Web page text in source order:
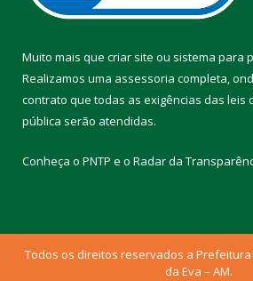
Muito mais que criar site ou sistema para
Realizamos uma assessoria completa,
contrato que todas as exigências das leis
pública serão atendidas.
Conheça o PNTP e o Radar da
Todos os direitos reservados a Prefeitura
da Eva – AM.